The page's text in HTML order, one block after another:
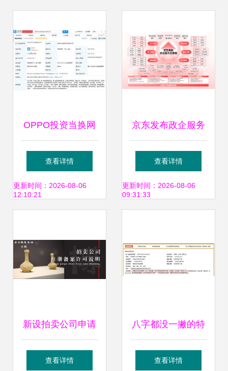
OPPO投资当换网
络，后者经营范围
含文物拍卖与拍卖
查看详情
更新时间：2026-08-06
12:10:21
京东发布政企服务
全景图 服务超200
项，政企客户突破
展拍卖业务
查看详情
更新时间：2026-08-06
09:31:33
新设拍卖公司申请
拍卖资质与业务运
查看详情
八字都没一撇的特
斯拉落户，不值得
查看详情